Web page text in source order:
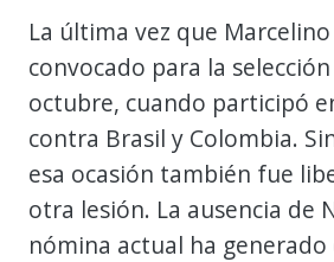
La última vez que
convocado para la
octubre, cuando participó
contra Brasil y Colombia.
esa ocasión también fue
otra lesión. La ausencia de
nómina actual ha generado